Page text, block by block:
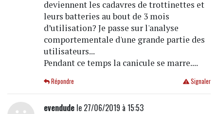
deviennent les cadavres de trottinettes et
leurs batteries au bout de 3 mois
d’utilisation? Je passe sur l'analyse
comportementale d'une grande partie des
utilisateurs...
Pendant ce temps la canicule se marre....
Signaler
Répondre
evendudele 27/06/2019 à 15:53